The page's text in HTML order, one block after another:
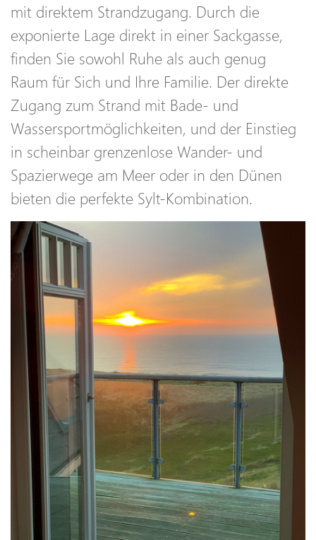
mit direktem Strandzugang. Durch die
exponierte Lage direkt in einer Sackgasse,
finden Sie sowohl Ruhe als auch genug
Raum für Sich und Ihre Familie. Der direkte
Zugang zum Strand mit Bade- und
Wassersportmöglichkeiten, und der Einstieg
in scheinbar grenzenlose Wander- und
Spazierwege am Meer oder in den Dünen
bieten die perfekte Sylt-Kombination.